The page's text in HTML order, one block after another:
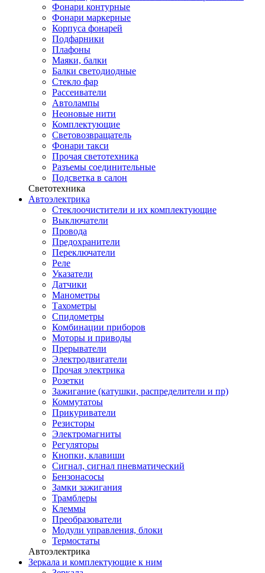
Фонари контурные
Фонари маркерные
Корпуса фонарей
Подфарники
Плафоны
Маяки, балки
Балки светодиодные
Стекло фар
Рассеиватели
Автолампы
Неоновые нити
Комплектующие
Световозвращатель
Фонари такси
Прочая светотехника
Разъемы соединительные
Подсветка в салон
Светотехника
Автоэлектрика
Стеклоочистители и их комплектующие
Выключатели
Провода
Предохранители
Переключатели
Реле
Указатели
Датчики
Манометры
Тахометры
Спидометры
Комбинации приборов
Моторы и приводы
Прерыватели
Электродвигатели
Прочая электрика
Розетки
Зажигание (катушки, распределители и пр)
Коммутатоы
Прикуриватели
Резисторы
Электромагниты
Регуляторы
Кнопки, клавиши
Сигнал, сигнал пневматический
Бензонасосы
Замки зажигания
Трамблеры
Клеммы
Преобразователи
Модули управления, блоки
Термостаты
Автоэлектрика
Зеркала и комплектующие к ним